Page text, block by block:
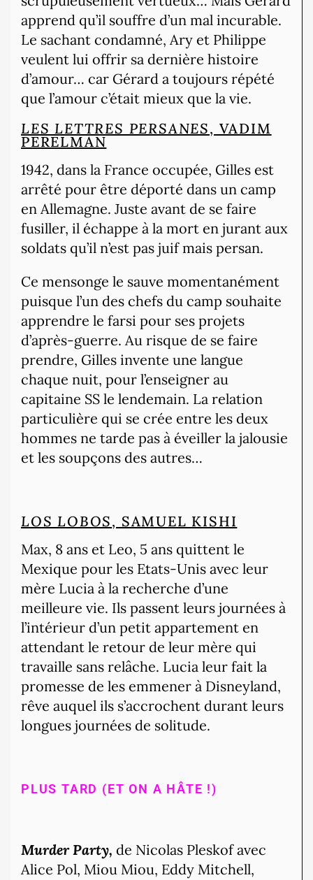
apprend qu’il souffre d’un mal incurable.
Le sachant condamné, Ary et Philippe
veulent lui offrir sa dernière histoire
d’amour… car Gérard a toujours répété
que l’amour c’était mieux que la vie.
LES LETTRES PERSANES, VADIM
PERELMAN
1942, dans la France occupée, Gilles est
arrêté pour être déporté dans un camp
en Allemagne. Juste avant de se faire
fusiller, il échappe à la mort en jurant aux
soldats qu’il n’est pas juif mais persan.
Ce mensonge le sauve momentanément
puisque l’un des chefs du camp souhaite
apprendre le farsi pour ses projets
d’après-guerre. Au risque de se faire
prendre, Gilles invente une langue
chaque nuit, pour l’enseigner au
capitaine SS le lendemain. La relation
particulière qui se crée entre les deux
hommes ne tarde pas à éveiller la jalousie
et les soupçons des autres…
LOS LOBOS, SAMUEL KISHI
Max, 8 ans et Leo, 5 ans quittent le
Mexique pour les Etats-Unis avec leur
mère Lucia à la recherche d’une
meilleure vie. Ils passent leurs journées à
l’intérieur d’un petit appartement en
attendant le retour de leur mère qui
travaille sans relâche. Lucia leur fait la
promesse de les emmener à Disneyland,
rêve auquel ils s’accrochent durant leurs
longues journées de solitude.
PLUS TARD (ET ON A HÂTE !)
Murder Party, de Nicolas Pleskof avec
Alice Pol, Miou Miou, Eddy Mitchell,